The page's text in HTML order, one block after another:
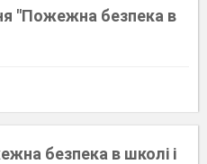
"Пожежна безпека в
безпека в школі і